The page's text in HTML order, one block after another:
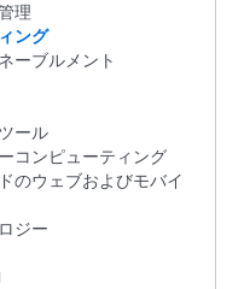
理
ング
ーブルメント
ール
コンピューティング
のウェブおよびモバイ
ジー